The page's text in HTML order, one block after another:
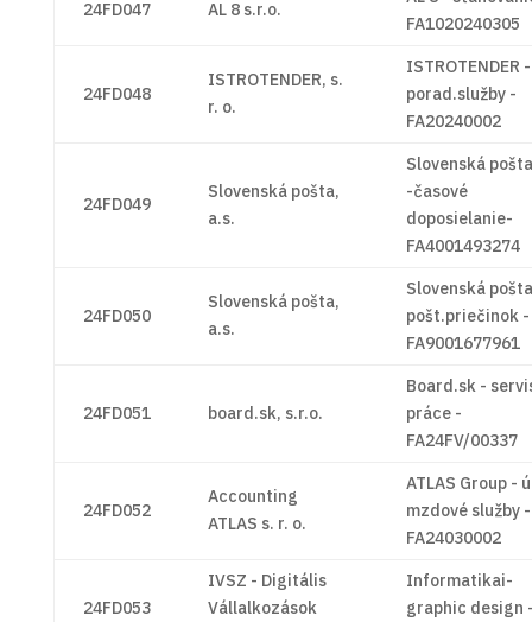
24FD047 AL 8 s.r.o.
FA1020240305
24FD048
ISTROTENDER, s.
r. o.
ISTROTENDER -
porad.služby -
FA20240002
24FD049
Slovenská pošta,
a.s.
Slovenská pošta
-časové
doposielanie-
FA4001493274
24FD050
Slovenská pošta,
a.s.
Slovenská
pošt.priečinok -
FA9001677961
24FD051 board.sk, s.r.o.
Board.sk -
práce -
FA24FV/00337
24FD052
Accounting
ATLAS s. r. o.
ATLAS Group -
mzdové služby -
FA24030002
24FD053
IVSZ - Digitális
Vállalkozások
Informatikai-
graphic design